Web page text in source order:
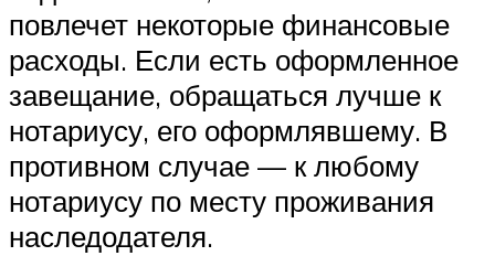
повлечет некоторые финансовые
расходы. Если есть оформленное
завещание, обращаться лучше к
нотариусу, его оформлявшему. В
противном случае — к любому
нотариусу по месту проживания
наследодателя.